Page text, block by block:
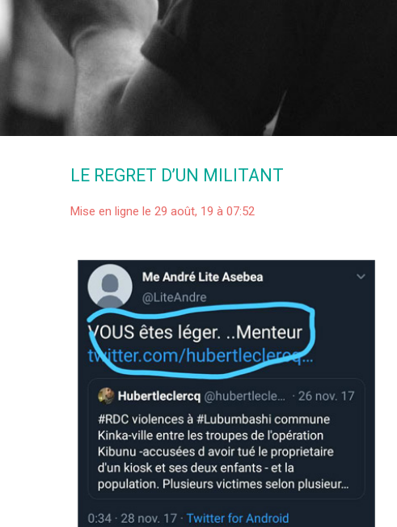
LE REGRET D’UN MILITANT
Mise en ligne le 29 août, 19 à 07:52